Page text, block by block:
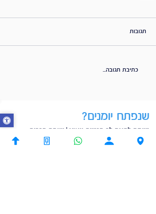
תגובות
כתיבת תגובה...
שנפתח יומנים?
נשמח לתאם לך פגישת ייעוץ | שיחת הכרות
עם מתכנן פיננסי בכיר.